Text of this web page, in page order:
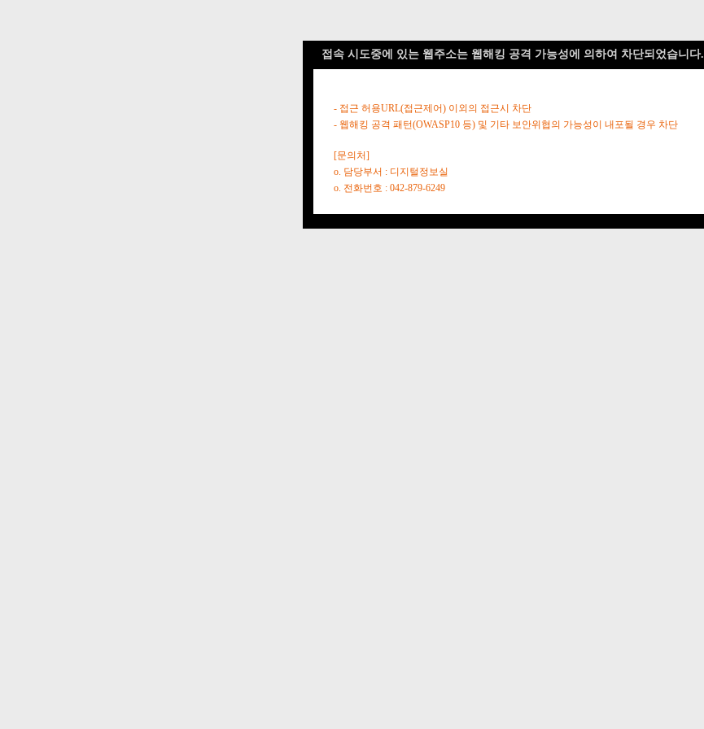
접속 시도중에 있는 웹주소는 웹해킹 공격 가능성에 의하여 차단되었습니다.
- 접근 허용URL(접근제어) 이외의 접근시 차단
- 웹해킹 공격 패턴(OWASP10 등) 및 기타 보안위협의 가능성이 내포될 경우 차단
[문의처]
o. 담당부서 : 디지털정보실
o. 전화번호 : 042-879-6249